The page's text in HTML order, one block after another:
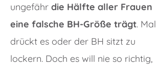
ungefähr die Hälfte aller Frauen
eine falsche BH-Größe trägt. Mal
drückt es oder der BH sitzt zu
lockern. Doch es will nie so richtig,